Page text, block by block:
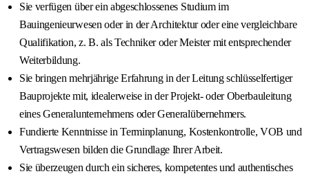
Sie verfügen über ein abgeschlossenes Studium im
Bauingenieurwesen oder in der Architektur oder eine vergleichbare
Qualifikation, z. B. als Techniker oder Meister mit entsprechender
Weiterbildung.
Sie bringen mehrjährige Erfahrung in der Leitung schlüsselfertiger
Bauprojekte mit, idealerweise in der Projekt- oder Oberbauleitung
eines Generalunternehmens oder Generalübernehmers.
Fundierte Kenntnisse in Terminplanung, Kostenkontrolle, VOB und
Vertragswesen bilden die Grundlage Ihrer Arbeit.
Sie überzeugen durch ein sicheres, kompetentes und authentisches